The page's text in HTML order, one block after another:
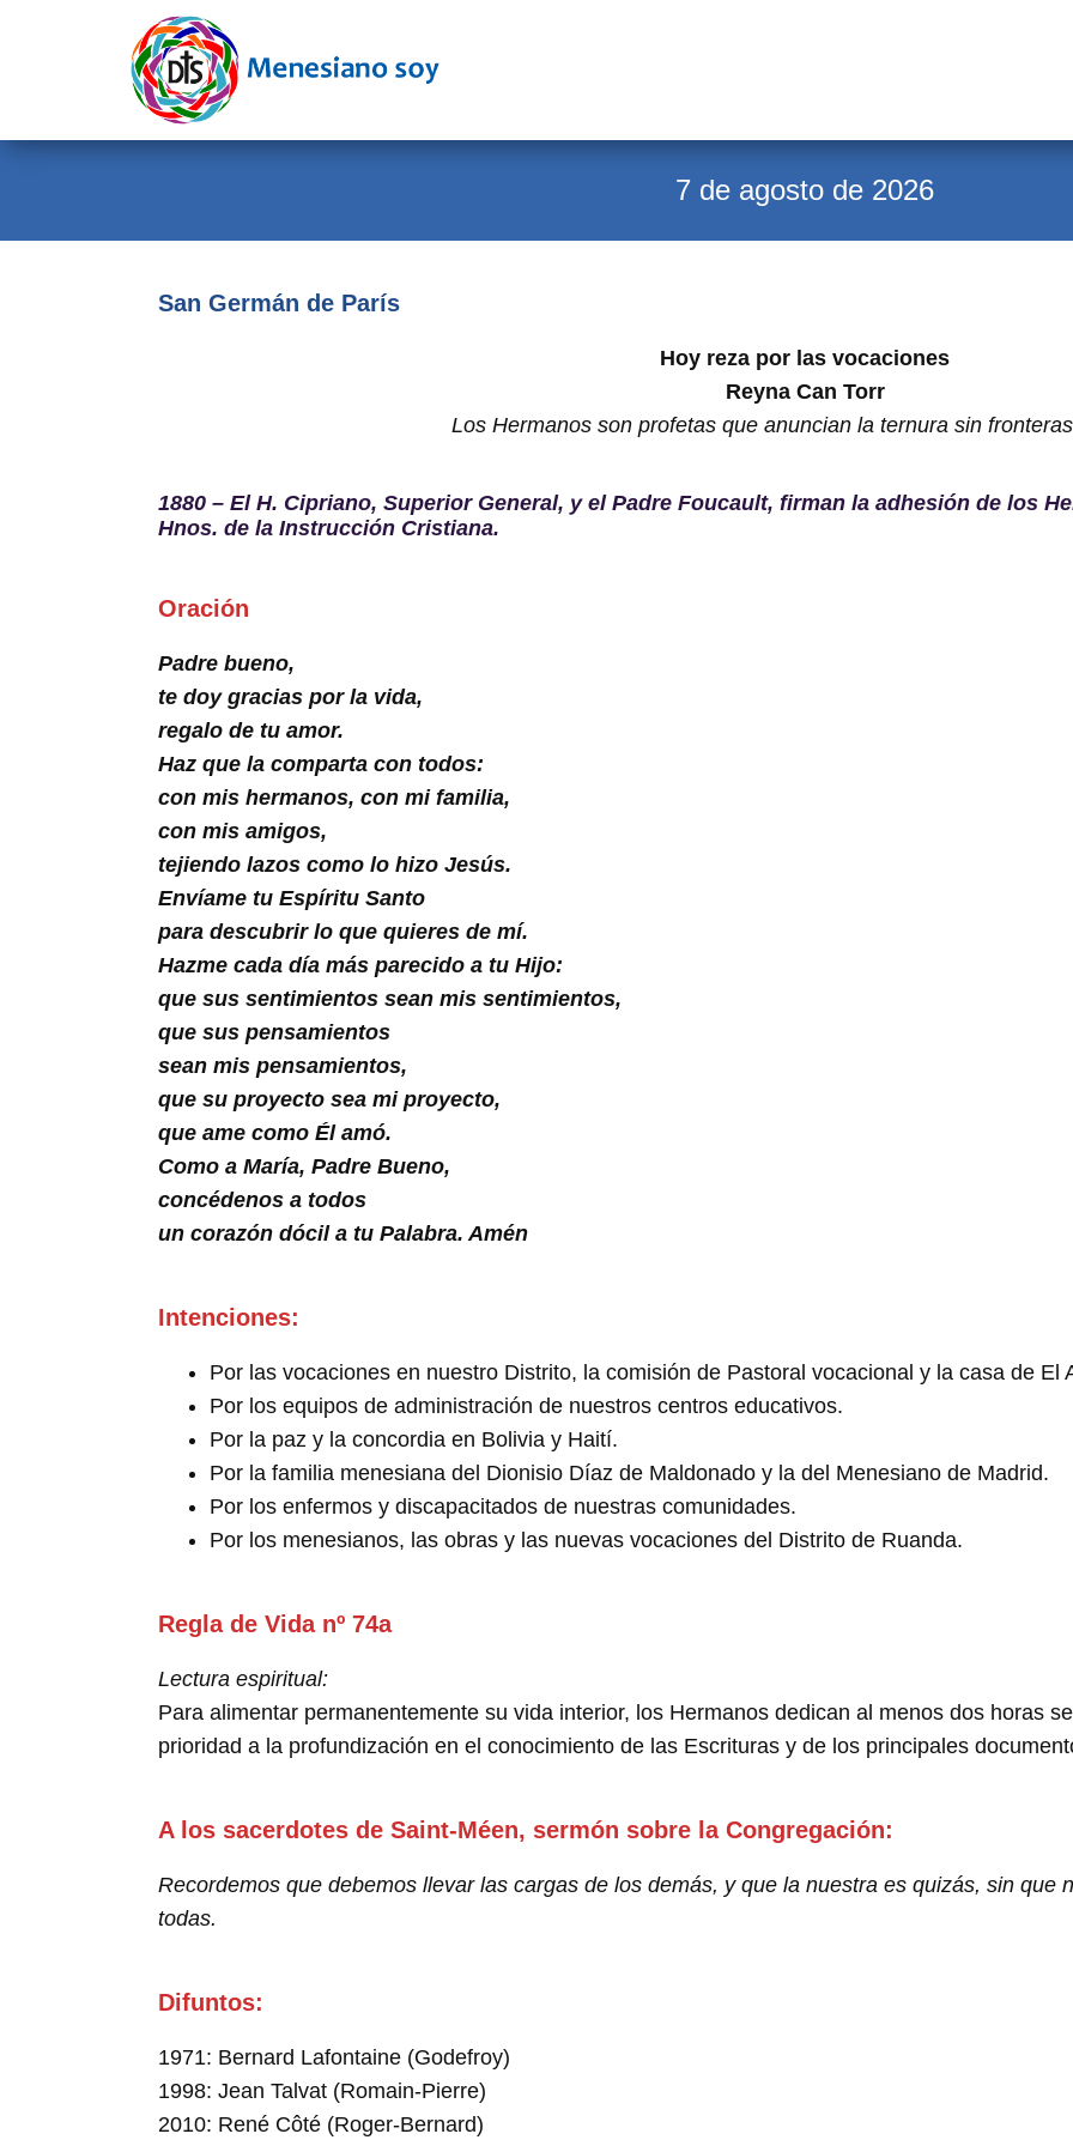
Calendario
7 de agosto de 2026
San Germán de París
Hoy reza por las vocaciones
Reyna Can Torr
Los Hermanos son profetas que anuncian la ternura sin
1880 – El H. Cipriano, Superior General, y el Padre Foucault, firman la adhesión de los
Hnos. de la Instrucción Cristiana.
Oración
Padre bueno,
te doy gracias por la vida,
regalo de tu amor.
Haz que la comparta con todos:
con mis hermanos, con mi familia,
con mis amigos,
tejiendo lazos como lo hizo Jesús.
Envíame tu Espíritu Santo
para descubrir lo que quieres de mí.
Hazme cada día más parecido a tu Hijo:
que sus sentimientos sean mis sentimientos,
que sus pensamientos
sean mis pensamientos,
que su proyecto sea mi proyecto,
que ame como Él amó.
Como a María, Padre Bueno,
concédenos a todos
un corazón dócil a tu Palabra. Amén
Intenciones:
Por las vocaciones en nuestro Distrito, la comisión de Pastoral vocacional y la casa de El
Por los equipos de administración de nuestros centros educativos.
Por la paz y la concordia en Bolivia y Haití.
Por la familia menesiana del Dionisio Díaz de Maldonado y la del Menesiano de Madrid.
Por los enfermos y discapacitados de nuestras comunidades.
Por los menesianos, las obras y las nuevas vocaciones del Distrito de Ruanda.
Regla de Vida nº 74a
Lectura espiritual:
Para alimentar permanentemente su vida interior, los Hermanos dedican al menos dos horas
prioridad a la profundización en el conocimiento de las Escrituras y de los principales
A los sacerdotes de Saint-Méen, sermón sobre la Congregación:
Recordemos que debemos llevar las cargas de los demás, y que la nuestra es quizás, sin que
todas.
Difuntos:
1971: Bernard Lafontaine (Godefroy)
1998: Jean Talvat (Romain-Pierre)
2010: René Côté (Roger-Bernard)